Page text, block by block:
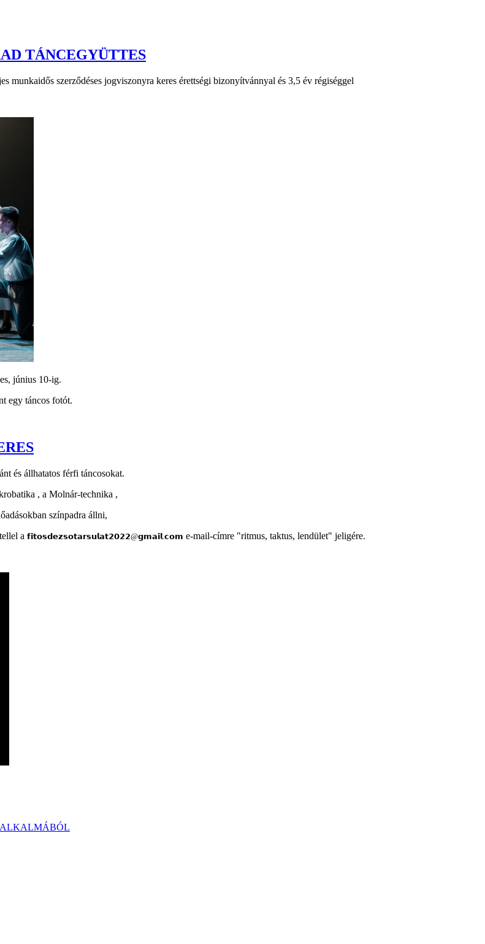
TÁNCEGYÜTTES
munkaidős szerződéses jogviszonyra keres érettségi bizonyítvánnyal és 3,5 év régiséggel
június 10-ig.
egy táncos fotót.
és állhatatos férfi táncosokat.
, a Molnár-technika ,
színpadra állni,
a 𝗳𝗶𝘁𝗼𝘀𝗱𝗲𝘇𝘀𝗼𝘁𝗮𝗿𝘀𝘂𝗹𝗮𝘁𝟮𝟬𝟮𝟮@𝗴𝗺𝗮𝗶𝗹.𝗰𝗼𝗺 e-mail-címre "ritmus, taktus, lendület" jeligére.
ALKALMÁBÓL